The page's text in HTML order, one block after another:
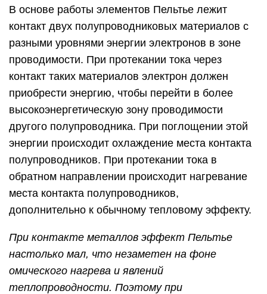
В основе работы элементов Пельтье лежит
контакт двух полупроводниковых материалов с
разными уровнями энергии электронов в зоне
проводимости. При протекании тока через
контакт таких материалов электрон должен
приобрести энергию, чтобы перейти в более
высокоэнергетическую зону проводимости
другого полупроводника. При поглощении этой
энергии происходит охлаждение места контакта
полупроводников. При протекании тока в
обратном направлении происходит нагревание
места контакта полупроводников,
дополнительно к обычному тепловому эффекту.
При контакте металлов эффект Пельтье
настолько мал, что незаметен на фоне
омического нагрева и явлений
теплопроводности. Поэтому при